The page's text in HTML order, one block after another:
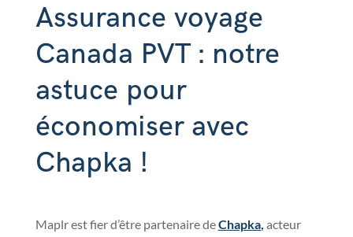
Assurance voyage
Canada PVT : notre
astuce pour
économiser avec
Chapka !
Maplr est fier d’être partenaire deChapka, acteur